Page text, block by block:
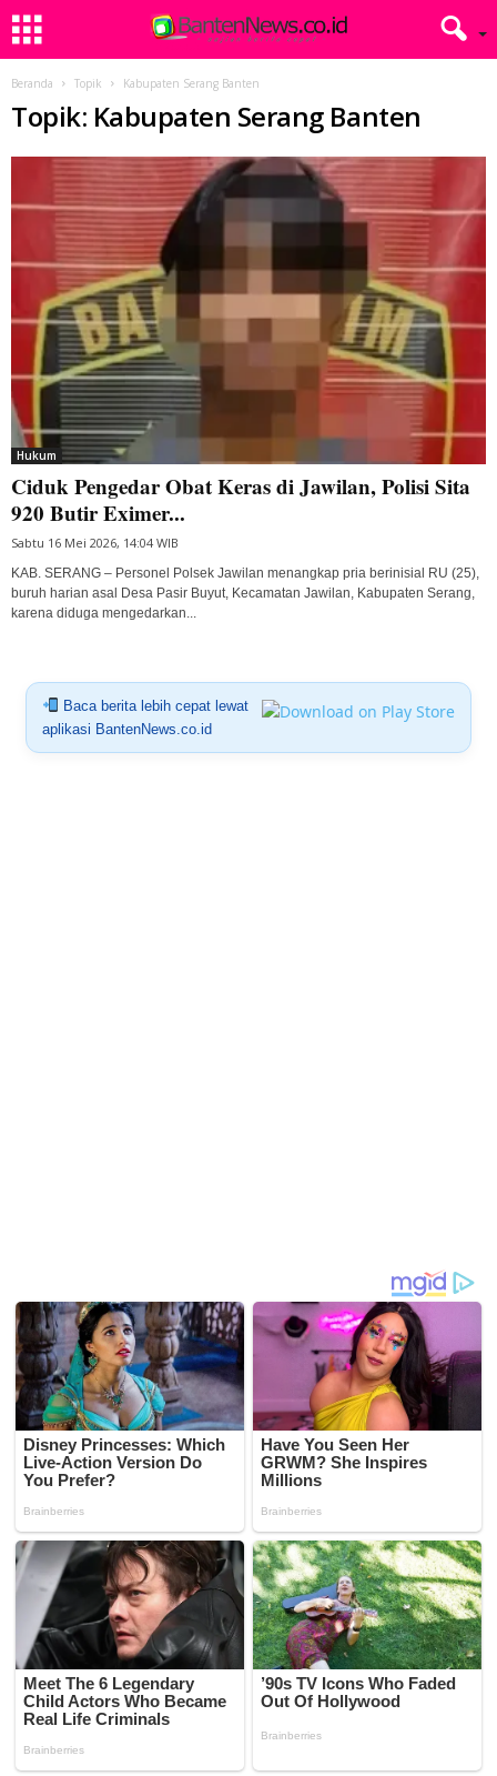
Beranda Topik Kabupaten Serang Banten
Topik: Kabupaten Serang Banten
Hukum
Ciduk Pengedar Obat Keras di Jawilan, Polisi Sita
920 Butir Eximer...
Sabtu 16 Mei 2026, 14:04 WIB
KAB. SERANG – Personel Polsek Jawilan menangkap pria berinisial RU (25),
buruh harian asal Desa Pasir Buyut, Kecamatan Jawilan, Kabupaten Serang,
karena diduga mengedarkan...
Baca berita lebih cepat lewat
aplikasi BantenNews.co.id